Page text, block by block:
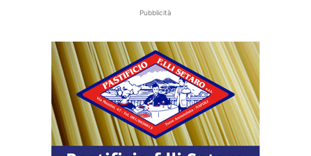
Pubblicità